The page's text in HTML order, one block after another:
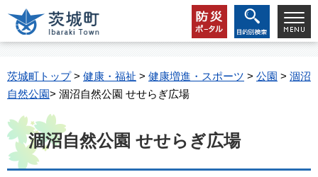
茨城町トップ> 健康・福祉 > 健康増進・スポーツ > 公園 > 涸沼
自然公園> 涸沼自然公園 せせらぎ広場
涸沼自然公園 せせらぎ広場